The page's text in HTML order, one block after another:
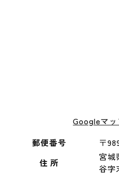
Googleマ
郵便番号
〒
住 所
宮城
谷字